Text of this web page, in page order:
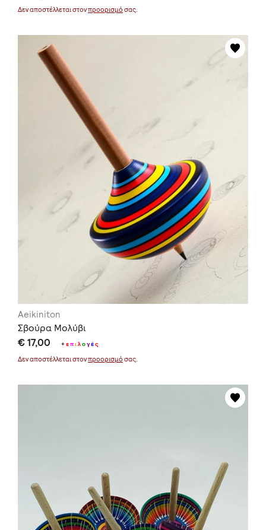
Δεν αποστέλλεται στονπροορισμό σας.
Aeikiniton
Σβούρα Μολύβι
€ 17,00 +επιλογές
Δεν αποστέλλεται στονπροορισμό σας.